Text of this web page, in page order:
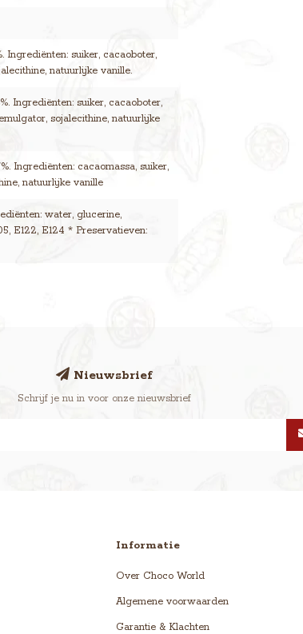
Ingrediënten: suiker, cacaoboter,
natuurlijke vanille.
Ingrediënten: suiker, cacaoboter,
sojalecithine, natuurlijke
Ingrediënten: cacaomassa, suiker,
natuurlijke vanille
water, glucerine,
E122, E124 * Preservatieven:
Nieuwsbrief
Schrijf je nu in voor onze nieuwsbrief
Informatie
Over Choco World
Algemene voorwaarden
Garantie & Klachten